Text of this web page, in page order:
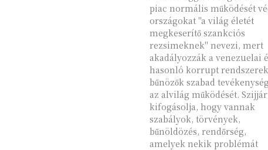
piac normális működését
országokat "a világ életét
megkeserítő szankciós
rezsimeknek" nevezi, mert
akadályozzák a venezuelai
hasonló korrupt
bűnözők szabad
az alvilág működését. Szijjártó
kifogásolja, hogy vannak
szabályok, törvények,
bűnöldözés, rendőrség,
amelyek nekik problémát